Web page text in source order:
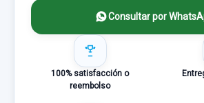
Consultar por
100% satisfacción o
reembolso